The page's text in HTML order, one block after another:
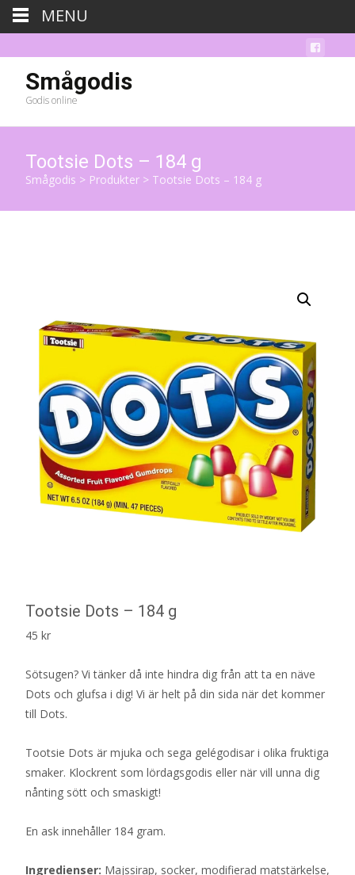
Smågodis
Godis online
Tootsie Dots – 184 g
Smågodis > Produkter > Tootsie Dots – 184 g
Tootsie Dots – 184 g
45 kr
Sötsugen? Vi tänker då inte hindra dig från att ta en näve
Dots och glufsa i dig! Vi är helt på din sida när det kommer
till Dots.
Tootsie Dots är mjuka och sega gelégodisar i olika fruktiga
smaker. Klockrent som lördagsgodis eller när vill unna dig
nånting sött och smaskigt!
En ask innehåller 184 gram.
Ingredienser: Majssirap, socker, modifierad matstärkelse,
MENU